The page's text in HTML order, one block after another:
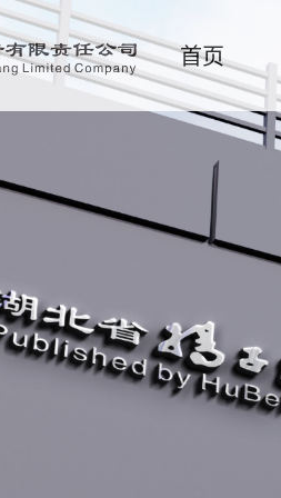
首页